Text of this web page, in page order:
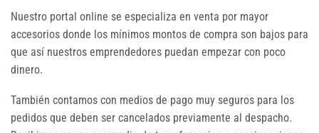
Nuestro portal online se especializa en venta por mayor
accesorios donde los mínimos montos de compra son bajos para
que así nuestros emprendedores puedan empezar con poco
dinero.
También contamos con medios de pago muy seguros para los
pedidos que deben ser cancelados previamente al despacho.